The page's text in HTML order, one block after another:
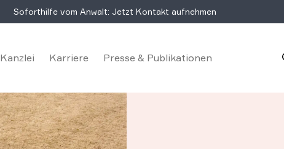
Soforthilfe vom Anwalt: Jetzt Kontakt aufnehmen
Kanzlei Karriere Presse & Publikationen